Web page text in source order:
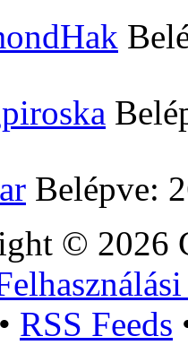
Belépve:
© 2026
• RSS Feeds